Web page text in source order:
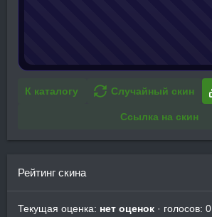
К каталогу Случайный скин
Ссылка на скин
Рейтинг скина
Текущая оценка: нет оценок · голосов: 0